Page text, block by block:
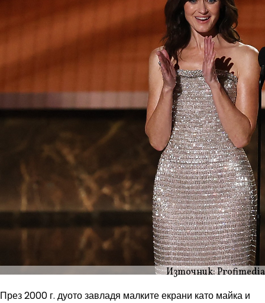
Източник: Profimedia
През 2000 г. дуото завладя малките екрани като майка и